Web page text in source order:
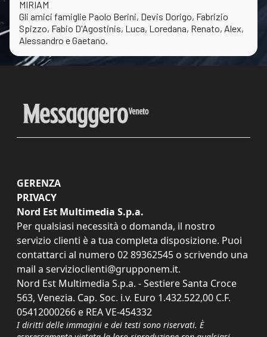
MIRIAM
Gli amici famiglie Paolo Berini, Devis Dorigo, Fabrizio
Spizzo, Fabio D'Agostinis, Luca, Loredana, Renato, Alex,
Alessandro e Gaetano.
GERENZA
PRIVACY
Nord Est Multimedia S.p.a.
Per qualsiasi necessità o domanda, il nostro
servizio clienti è a tua completa disposizione. Puoi
contattarci al numero 02 89362545 o scrivendo una
mail a servizioclienti@grupponem.it.
Nord Est Multimedia S.p.a. - Sestiere Santa Croce
563, Venezia. Cap. Soc. i.v. Euro 1.432.522,00 C.F.
05412000266 e REA VE-454332
I diritti delle immagini e dei testi sono riservati. È